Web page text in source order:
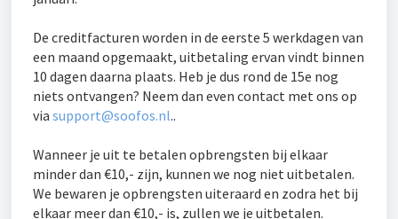
De creditfacturen worden in de eerste 5 werkdagen van
een maand opgemaakt, uitbetaling ervan vindt binnen
10 dagen daarna plaats. Heb je dus rond de 15e nog
niets ontvangen? Neem dan even contact met ons op
via support@soofos.nl..
Wanneer je uit te betalen opbrengsten bij elkaar
minder dan €10,- zijn, kunnen we nog niet uitbetalen.
We bewaren je opbrengsten uiteraard en zodra het bij
elkaar meer dan €10,- is, zullen we je uitbetalen.